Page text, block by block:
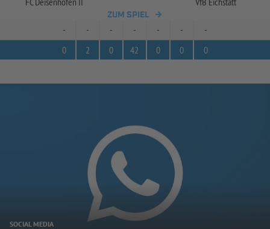
ZUM SPIEL
- - - - - -
-
0
2 0 42 0 0 0
SOCIAL MEDIA